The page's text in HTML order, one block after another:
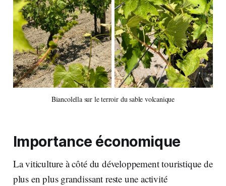
Biancolella sur le terroir du sable volcanique
Importance économique
La viticulture à côté du développement touristique de
plus en plus grandissant reste une activité